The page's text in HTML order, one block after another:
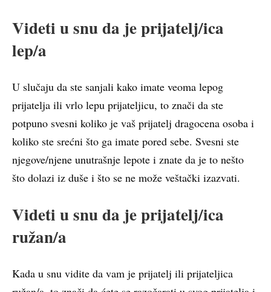
Videti u snu da je prijatelj/ica
lep/a
U slučaju da ste sanjali kako imate veoma lepog
prijatelja ili vrlo lepu prijateljicu, to znači da ste
potpuno svesni koliko je vaš prijatelj dragocena osoba i
koliko ste srećni što ga imate pored sebe. Svesni ste
njegove/njene unutrašnje lepote i znate da je to nešto
što dolazi iz duše i što se ne može veštački izazvati.
Videti u snu da je prijatelj/ica
ružan/a
Kada u snu vidite da vam je prijatelj ili prijateljica